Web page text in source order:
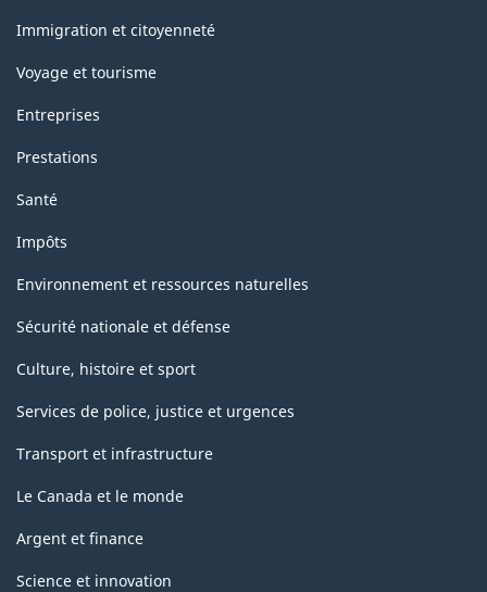
sujets
Immigration et citoyenneté
Voyage et tourisme
Entreprises
Prestations
Santé
Impôts
Environnement et ressources naturelles
Sécurité nationale et défense
Culture, histoire et sport
Services de police, justice et urgences
Transport et infrastructure
Le Canada et le monde
Argent et finance
Science et innovation